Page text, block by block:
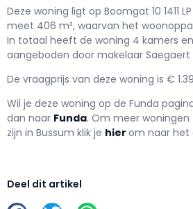
Deze woning ligt op Boomgat 10 1411
meet 406 m², waarvan het
In totaal heeft de woning 4 kamers
aangeboden door makelaar Saegaert
De vraagprijs van deze woning is €
Wil je deze woning op de Funda
dan naar Funda. Om meer
zijn in Bussum klik je hier om naar het
Deel dit artikel